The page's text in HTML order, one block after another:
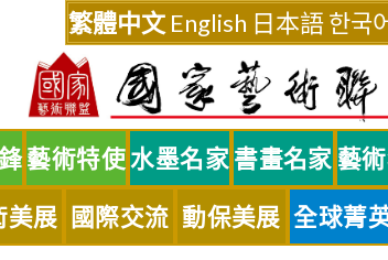
繁體中文 English 日本語한국
藝術特使水墨名家 書畫名家 藝
美展 國際交流 動保美展 全球菁